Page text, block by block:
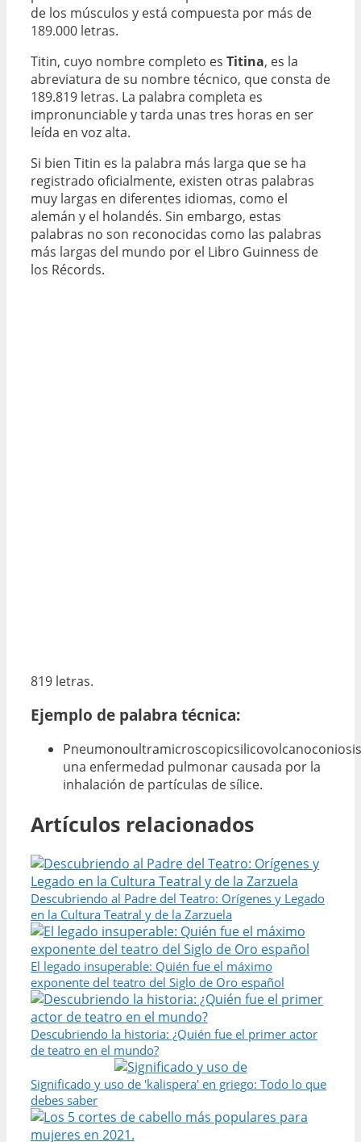
de los músculos y está compuesta por más de
189.000 letras.
Titin, cuyo nombre completo es Titina, es la
abreviatura de su nombre técnico, que consta de
189.819 letras. La palabra completa es
impronunciable y tarda unas tres horas en ser
leída en voz alta.
Si bien Titin es la palabra más larga que se ha
registrado oficialmente, existen otras palabras
muy largas en diferentes idiomas, como el
alemán y el holandés. Sin embargo, estas
palabras no son reconocidas como las palabras
más largas del mundo por el Libro Guinness de
los Récords.
819 letras.
Ejemplo de palabra técnica:
una enfermedad pulmonar causada por la
inhalación de partículas de sílice.
Artículos relacionados
Descubriendo al Padre del Teatro: Orígenes y Legado
en la Cultura Teatral y de la Zarzuela
El legado insuperable: Quién fue el máximo
exponente del teatro del Siglo de Oro español
Descubriendo la historia: ¿Quién fue el primer actor
de teatro en el mundo?
Significado y uso de 'kalispera' en griego: Todo lo que
debes saber